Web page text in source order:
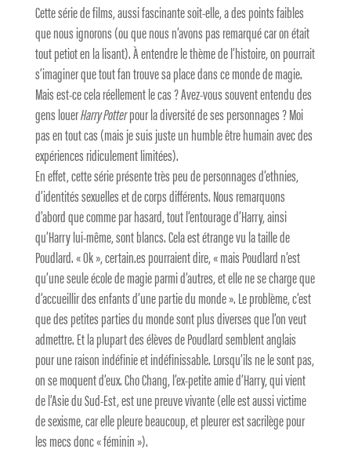
Cette série de films, aussi fascinante soit-elle, a des points faibles
que nous ignorons (ou que nous n’avons pas remarqué car on était
tout petiot en la lisant). À entendre le thème de l’histoire, on pourrait
s’imaginer que tout fan trouve sa place dans ce monde de magie.
Mais est-ce cela réellement le cas ? Avez-vous souvent entendu des
gens louerHarry Potterpour la diversité de ses personnages ? Moi
pas en tout cas (mais je suis juste un humble être humain avec des
expériences ridiculement limitées).
En effet, cette série présente très peu de personnages d’ethnies,
d’identités sexuelles et de corps différents. Nous remarquons
d’abord que comme par hasard, tout l’entourage d’Harry, ainsi
qu’Harry lui-même, sont blancs. Cela est étrange vu la taille de
Poudlard. « Ok », certain.es pourraient dire, « mais Poudlard n’est
qu’une seule école de magie parmi d’autres, et elle ne se charge que
d’accueillir des enfants d’une partie du monde ». Le problème, c’est
que des petites parties du monde sont plus diverses que l’on veut
admettre. Et la plupart des élèves de Poudlard semblent anglais
pour une raison indéfinie et indéfinissable. Lorsqu’ils ne le sont pas,
on se moquent d’eux. Cho Chang, l’ex-petite amie d’Harry, qui vient
de l’Asie du Sud-Est, est une preuve vivante (elle est aussi victime
de sexisme, car elle pleure beaucoup, et pleurer est sacrilège pour
les mecs donc « féminin »).